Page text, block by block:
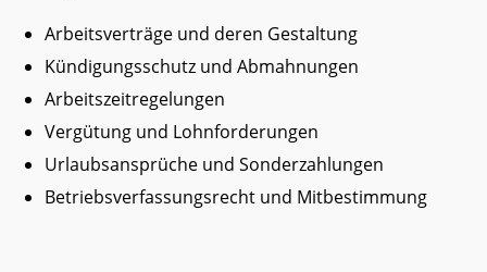
Arbeitsverträge und deren Gestaltung
Kündigungsschutz und Abmahnungen
Arbeitszeitregelungen
Vergütung und Lohnforderungen
Urlaubsansprüche und Sonderzahlungen
Betriebsverfassungsrecht und Mitbestimmung